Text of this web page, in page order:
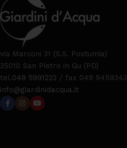
via Marconi 31 (S.S. Postumia)
35010 San Pietro in Gu (PD)
tel.049 5991222 / fax 049 9459343
info@giardinidacqua.it